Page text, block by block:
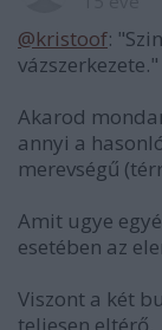
@kristoof:
vázszerkezete."
Akarod
annyi a
merevségű
Amit ugye
esetében az
Viszont a két
teljesen eltérő.